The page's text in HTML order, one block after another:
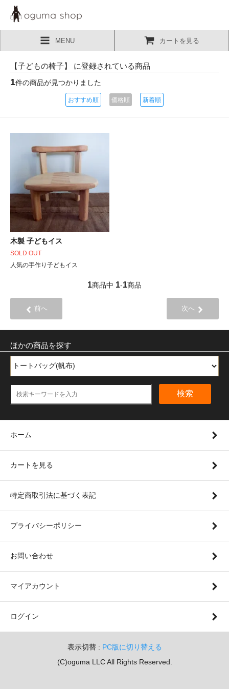
MENU カートを見る
【子どもの椅子】 に登録されている商品
1件の商品が見つかりました
おすすめ順 価格順 新着順
木製 子どもイス
SOLD OUT
人気の手作り子どもイス
1商品中 1-1商品
前へ 次へ
ほかの商品を探す
検索
ホーム
カートを見る
特定商取引法に基づく表記
プライバシーポリシー
お問い合わせ
マイアカウント
ログイン
表示切替 : PC版に切り替える
(C)oguma LLC All Rights Reserved.